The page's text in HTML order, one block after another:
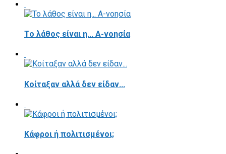
Το λάθος είναι η... Α-νοησία
Κοίταξαν αλλά δεν είδαν...
Κάφροι ή πολιτισμένοι;